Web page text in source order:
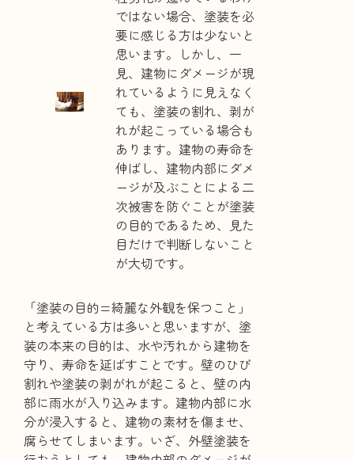
ではない場合、塗装を必
要に感じる方は少ないと
思います。しかし、一
見、建物にダメージが現
れているように見えなく
ても、塗装の割れ、剥が
れが起こっている場合も
あります。建物の寿命を
伸ばし、建物内部にダメ
ージが及ぶことによる二
次被害を防ぐことが塗装
の目的であるため、見た
目だけで判断しないこと
が大切です。
「塗装の目的=綺麗な外観を保つこと」
と考えている方は多いと思いますが、塗
装の本来の目的は、水や汚れから建物を
守り、寿命を延ばすことです。壁のひび
割れや塗装の剥がれが起こると、壁の内
部に雨水が入り込みます。建物内部に水
分が浸入すると、建物の素材を傷ませ、
腐らせてしまいます。いざ、外壁塗装を